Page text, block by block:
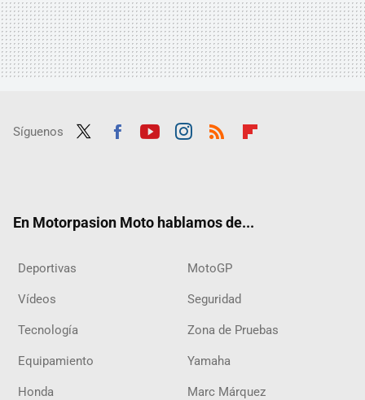
Síguenos
En Motorpasion Moto hablamos de...
Deportivas MotoGP
Vídeos Seguridad
Tecnología Zona de Pruebas
Equipamiento Yamaha
Honda Marc Márquez